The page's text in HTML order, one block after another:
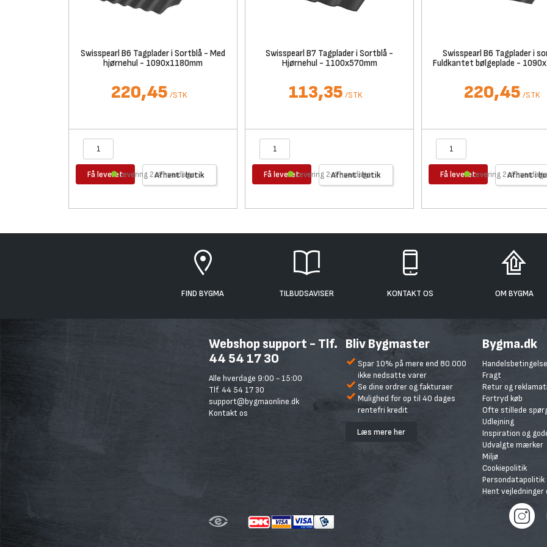
Swisspearl B6 Tagplader i Sortblå - Med
hjørnehul - 1090x1180mm
220,45 /STK
Få leveret Afhent i butik
Levering 2-4 hverdage
Swisspearl B7 Tagplader i Sortblå -
Hjørnehul - 1100x570mm
113,35 /STK
Få leveret Afhent i butik
Levering 2-4 hverdage
Swisspearl B6 Tagplader i
Fuldkantet bølgeplade -
220,45 /STK
Få leveret Afhent i
Levering 2-4 hverdage
FIND BYGMA TILBUDSAVISER KONTAKT OS OM BYGMA
Webshop support - Tlf.
44 54 17 30
Alle hverdage 9:00 - 15:00
Tlf. 44 54 17 30
support@bygmaonline.dk
Kontakt os
Bliv Bygmaster
Spar 10% på mere end 80.000
ikke nedsatte varer
Se dine ordrer og fakturaer
Mulighed for op til 40 dages
rentefri kredit
Læs mere her
Bygma.dk
Fragt
Retur og
Fortryd køb
Ofte stillede
Udlejning
Inspiration og
Udvalgte mærker
Miljø
Cookiepolitik
Persondatapolitik
Hent vejledninger